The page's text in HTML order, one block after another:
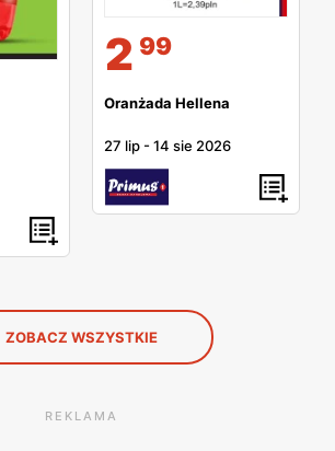
2 99
Oranżada Hellena
27 lip -14 sie 2026
ZOBACZ WSZYSTKIE
REKLAMA